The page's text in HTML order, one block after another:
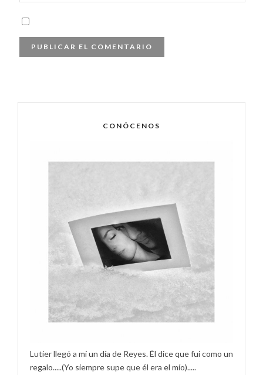
CONÓCENOS
Lutier llegó a mí un día de Reyes. Él dice que fui como un
regalo.....(Yo siempre supe que él era el mío).....